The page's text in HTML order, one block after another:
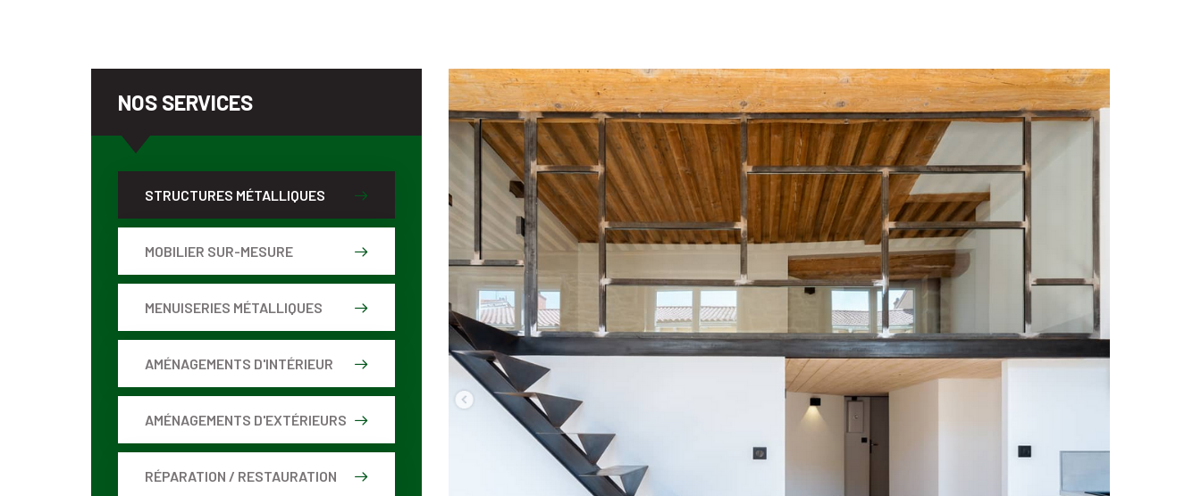
NOS SERVICES
STRUCTURES MÉTALLIQUES
MOBILIER SUR-MESURE
MENUISERIES MÉTALLIQUES
AMÉNAGEMENTS D'INTÉRIEUR
AMÉNAGEMENTS D'EXTÉRIEURS
RÉPARATION / RESTAURATION